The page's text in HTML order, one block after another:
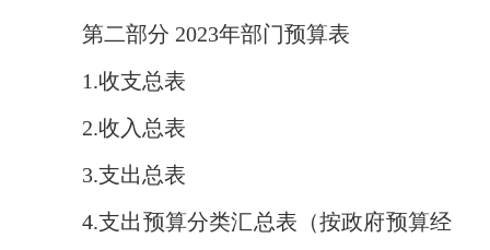
第二部分 2023年部门预算表
1.收支总表
2.收入总表
3.支出总表
4.支出预算分类汇总表（按政府预算经